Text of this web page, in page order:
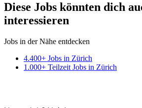
Diese Jobs könnten dich
interessieren
Jobs in der Nähe entdecken
4.400+ Jobs in Zürich
1.000+ Teilzeit Jobs in Zürich